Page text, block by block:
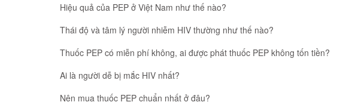
Hiệu quả của PEP ở Việt Nam như thế nào?
Thái độ và tâm lý người nhiễm HIV thường như thế nào?
Thuốc PEP có miễn phí không, ai được phát thuốc PEP không tốn tiền?
Ai là người dễ bị mắc HIV nhất?
Nên mua thuốc PEP chuẩn nhất ở đâu?